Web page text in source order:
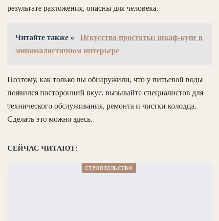
результате разложения, опасны для человека.
Читайте также »
Искусство простоты: шкаф-купе в
минималистичном интерьере
Поэтому, как только вы обнаружили, что у питьевой воды
появился посторонний вкус, вызывайте специалистов для
технического обслуживания, ремонта и чистки колодца.
Сделать это можно здесь.
СЕЙЧАС ЧИТАЮТ:
СТРОИТЕЛЬСТВО